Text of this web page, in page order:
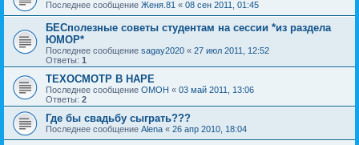
Последнее сообщение Женя.81 « 08 сен 2011, 01:45
БЕСполезные советы студентам на сессии *из раздела
ЮМОР*
Последнее сообщение sagay2020 « 27 июл 2011, 12:52
Ответы: 1
ТЕХОСМОТР В НАРЕ
Последнее сообщение OMOH « 03 май 2011, 13:06
Ответы: 2
Где бы свадьбу сыграть???
Последнее сообщение Alena « 26 апр 2010, 18:04